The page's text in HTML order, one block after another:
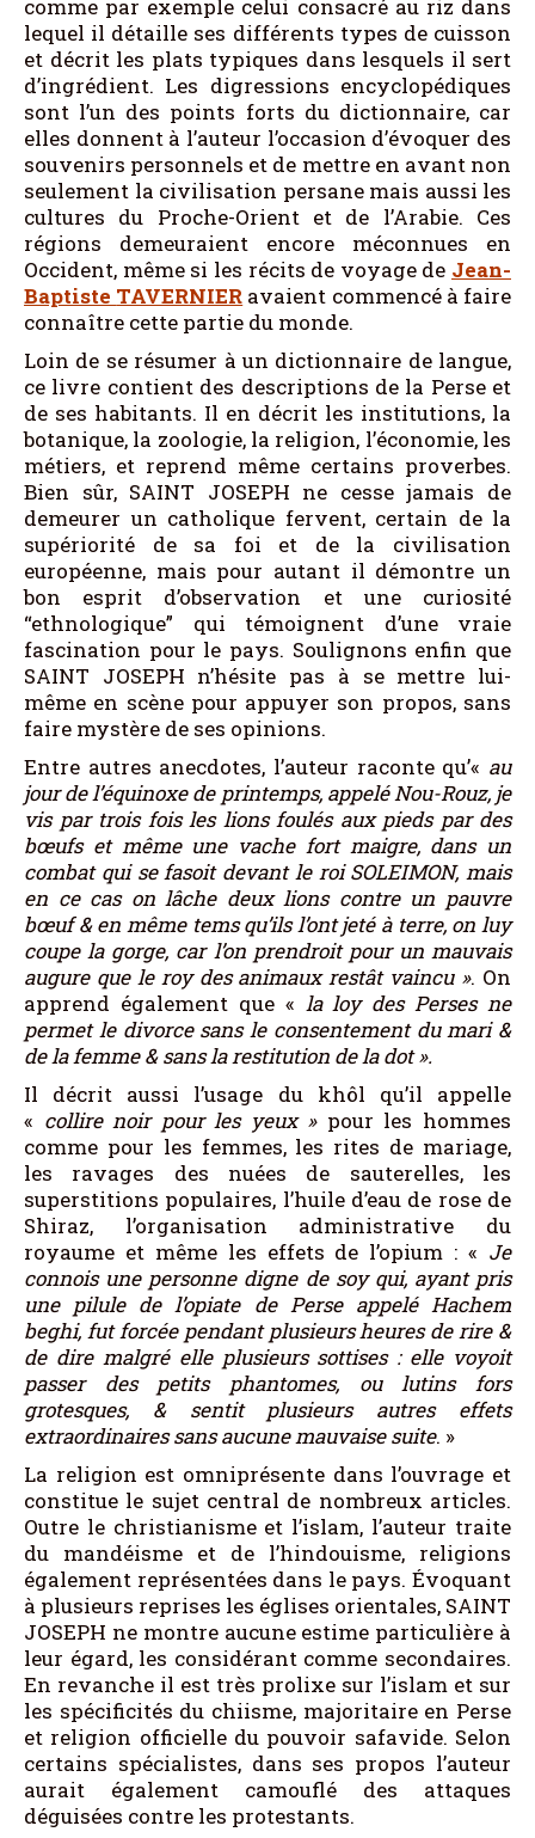
comme par exemple celui consacré au riz dans
lequel il détaille ses différents types de cuisson
et décrit les plats typiques dans lesquels il sert
d’ingrédient. Les digressions encyclopédiques
sont l’un des points forts du dictionnaire, car
elles donnent à l’auteur l’occasion d’évoquer des
souvenirs personnels et de mettre en avant non
seulement la civilisation persane mais aussi les
cultures du Proche-Orient et de l’Arabie. Ces
régions demeuraient encore méconnues en
Occident, même si les récits de voyage de Jean-
Baptiste TAVERNIER avaient commencé à faire
connaître cette partie du monde.
Loin de se résumer à un dictionnaire de langue,
ce livre contient des descriptions de la Perse et
de ses habitants. Il en décrit les institutions, la
botanique, la zoologie, la religion, l’économie, les
métiers, et reprend même certains proverbes.
Bien sûr, SAINT JOSEPH ne cesse jamais de
demeurer un catholique fervent, certain de la
supériorité de sa foi et de la civilisation
européenne, mais pour autant il démontre un
bon esprit d’observation et une curiosité
“ethnologique” qui témoignent d’une vraie
fascination pour le pays. Soulignons enfin que
SAINT JOSEPH n’hésite pas à se mettre lui-
même en scène pour appuyer son propos, sans
faire mystère de ses opinions.
Entre autres anecdotes, l’auteur raconte qu’« au
jour de l’équinoxe de printemps,appelé Nou-Rouz, je
vis par trois fois les lions foulés aux pieds par des
bœufs et même une vache fort maigre, dans un
combat qui se fasoit devant le roiSOLEIMON, mais
en ce cas on lâche deux lions contre un pauvre
bœuf & en même tems qu’ils l’ont jeté à terre, on luy
coupe la gorge, car l’on prendroit pour un mauvais
augure que le roy des animaux restât vaincu». On
apprend également que « la loy des Perses ne
permet le divorce sans le consentement du mari &
de la femme & sans la restitution de la dot».
Il décrit aussi l’usage du khôl qu’il appelle
« collire noir pour les yeux»pour les hommes
comme pour les femmes, les rites de mariage,
les ravages des nuées de sauterelles, les
superstitions populaires, l’huile d’eau de rose de
Shiraz, l’organisation administrative du
royaume et même les effets de l’opium : « Je
connois une personne digne de soy qui,ayant pris
une pilule de l’opiate de Perse appelé Hachem
beghi, fut forcée pendant plusieurs heures de rire &
de dire malgré elle plusieurs sottises : elle voyoit
passer des petits phantomes, ou lutins fors
grotesques, & sentit plusieurs autres effets
extraordinaires sans aucune mauvaise suite. »
La religion est omniprésente dans l’ouvrage et
constitue le sujet central de nombreux articles.
Outre le christianisme et l’islam, l’auteur traite
du mandéisme et de l’hindouisme, religions
également représentées dans le pays. Évoquant
à plusieurs reprises les églises orientales, SAINT
JOSEPH ne montre aucune estime particulière à
leur égard, les considérant comme secondaires.
En revanche il est très prolixe sur l’islam et sur
les spécificités du chiisme, majoritaire en Perse
et religion officielle du pouvoir safavide. Selon
certains spécialistes, dans ses propos l’auteur
aurait également camouflé des attaques
déguisées contre les protestants.